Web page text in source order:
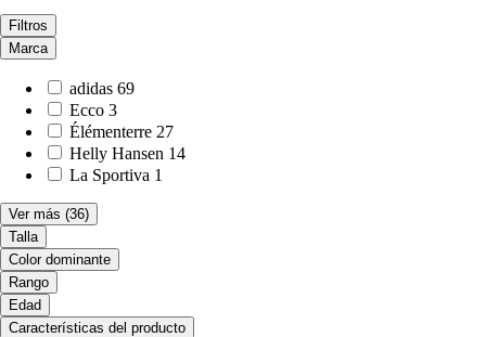
Filtros
Marca
adidas 69
Ecco 3
Élémenterre 27
Helly Hansen 14
La Sportiva 1
Ver más (36)
Talla
Color dominante
Rango
Edad
Características del producto